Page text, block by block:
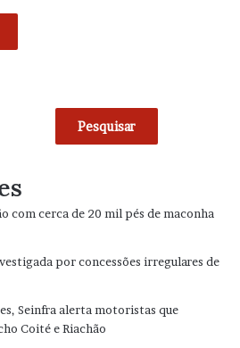
Pesquisar
com cerca de 20 mil pés de maconha
por concessões irregulares de
Seinfra alerta motoristas que
Coité e Riachão